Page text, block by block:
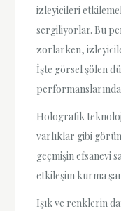
izleyicileri
sergiliyorlar. Bu
zorlarken,
İşte görsel şölen
Holografik
varlıklar gibi
geçmişin efsanevi
etkileşim kurma
Işık ve renklerin